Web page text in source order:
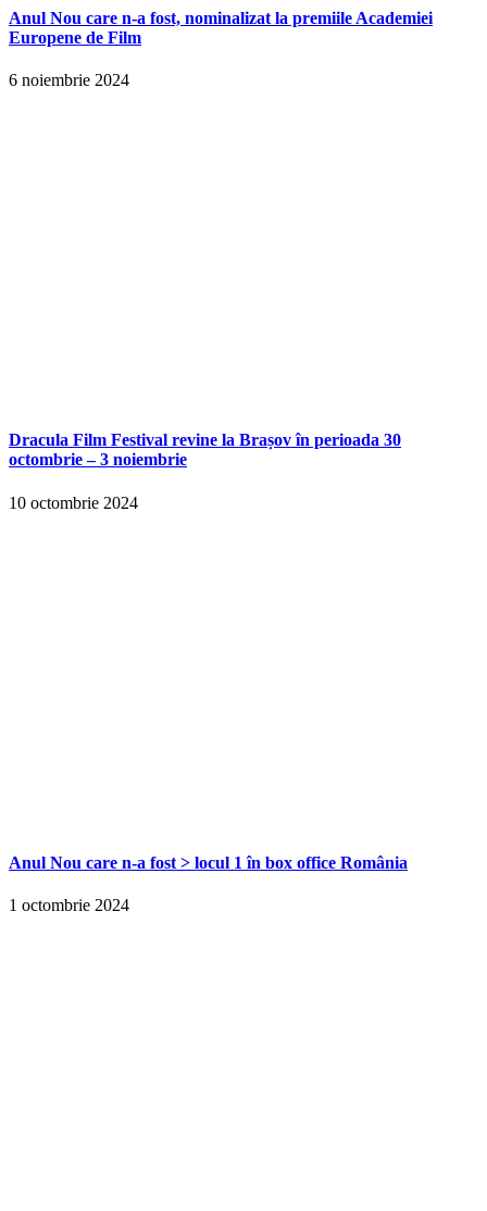
Anul Nou care n-a fost, nominalizat la premiile Academiei
Europene de Film
6 noiembrie 2024
Dracula Film Festival revine la Brașov în perioada 30
octombrie – 3 noiembrie
10 octombrie 2024
Anul Nou care n-a fost > locul 1 în box office România
1 octombrie 2024